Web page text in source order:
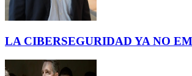
LA CIBERSEGURIDAD YA NO